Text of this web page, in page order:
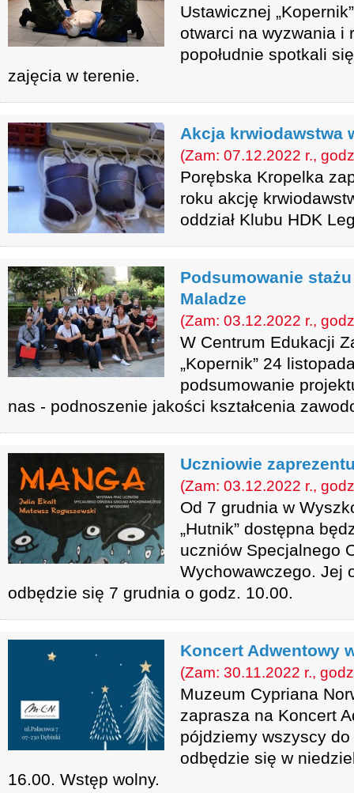
Ustawicznej
otwarci na wyzwania i
popołudnie spotkali
zajęcia w terenie.
Akcja krwiodawstwa
(Zam: 07.12.2022 r.,
Porębska Kropelka
roku akcję
oddział Klubu HDK
Podsumowanie
Maladze
(Zam: 03.12.2022 r.,
W Centrum Edukacji
„Kopernik” 24
podsumowanie
nas - podnoszenie jakości kształcenia
Uczniowie
(Zam: 03.12.2022 r.,
Od 7 grudnia w
„Hutnik” dostępna
uczniów Specjalnego
Wychowawczego. Jej
odbędzie się 7 grudnia o godz. 10.00.
Koncert Adwentowy
(Zam: 30.11.2022 r.,
Muzeum Cypriana
zaprasza na Koncert
pójdziemy wszyscy
odbędzie się w
16.00. Wstęp wolny.